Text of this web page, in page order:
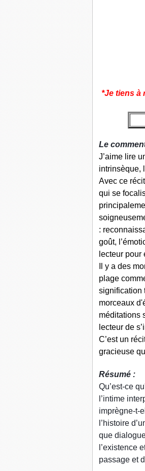
*Je tiens à
Le c
J’aime lire
intrinsèque,
Avec ce
qui se
:
goût,
lecteur
Il y a des
plage
signification
morceaux
méditations
lecteur de
C’est un
gracieuse
Résumé :
Qu’est-ce
l’intime
imprègne-t-
l’histoire
que
l’existence
passage et